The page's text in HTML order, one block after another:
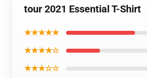
tour 2021 Essential T-Shirt
★★★★★
★★★★☆
★★★☆☆